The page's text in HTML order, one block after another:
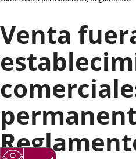
de
Valladolid
Venta